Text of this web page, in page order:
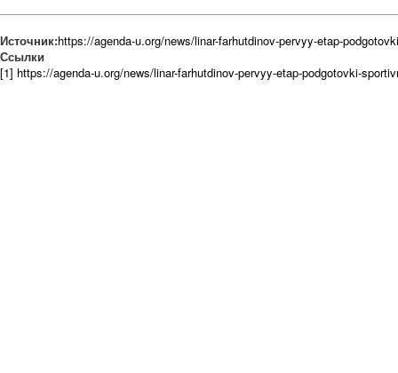
Источник:https://agenda-u.org/news/linar-farhutdinov-pervyy-etap-
Ссылки
[1] https://agenda-u.org/news/linar-farhutdinov-pervyy-etap-podgotovki-